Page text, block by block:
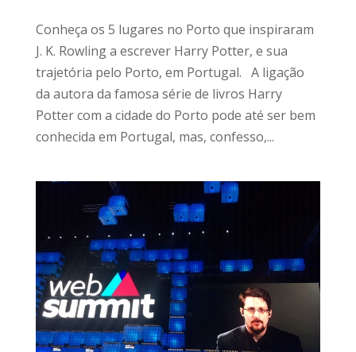
Conheça os 5 lugares no Porto que inspiraram
J. K. Rowling a escrever Harry Potter, e sua
trajetória pelo Porto, em Portugal. A ligação
da autora da famosa série de livros Harry
Potter com a cidade do Porto pode até ser bem
conhecida em Portugal, mas, confesso,...